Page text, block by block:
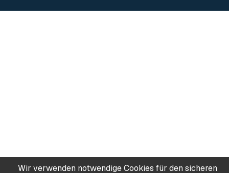
Wir verwenden notwendige Cookies für den sicheren